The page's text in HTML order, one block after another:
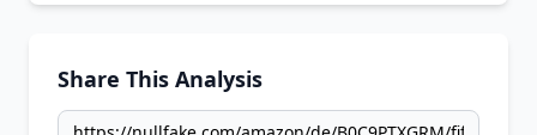
Share This Analysis